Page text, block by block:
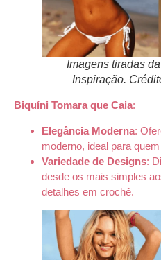
Imagens tiradas
Inspiração.
Biquíni Tomara que Caia:
Elegância Moderna:
moderno, ideal para
Variedade de Designs:
desde os mais simples
detalhes em crochê.